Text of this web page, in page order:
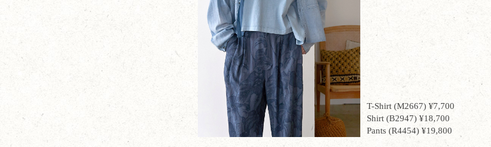
T-Shirt (M2667) ¥7,700
Shirt (B2947) ¥18,700
Pants (R4454) ¥19,800